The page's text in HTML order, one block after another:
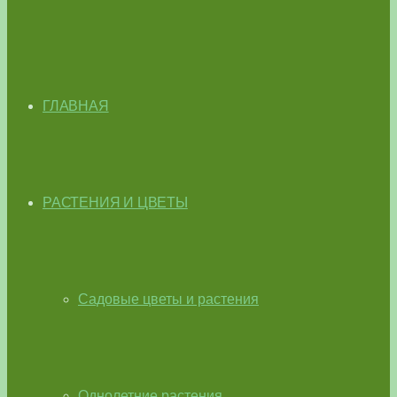
ГЛАВНАЯ
РАСТЕНИЯ И ЦВЕТЫ
Садовые цветы и растения